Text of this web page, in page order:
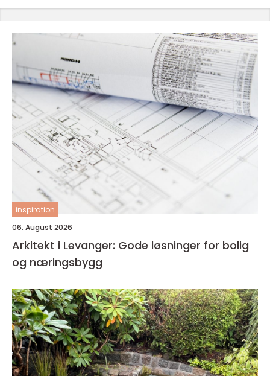
inspiration
06. August 2026
Arkitekt i Levanger: Gode løsninger for bolig
og næringsbygg